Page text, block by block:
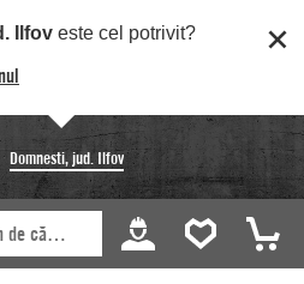
Ilfov este cel potrivit?
Domnesti, jud. Ilfov